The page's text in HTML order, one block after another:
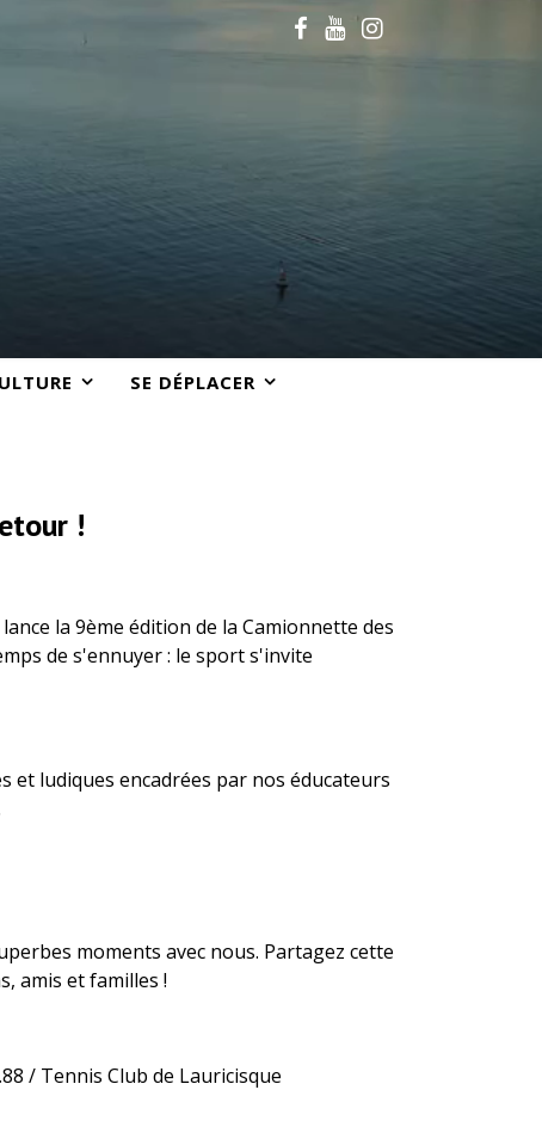
SE DÉPLACER
!
la 9ème édition de la Camionnette des
de s'ennuyer : le sport s'invite
ludiques encadrées par nos éducateurs
moments avec nous. Partagez cette
amis et familles !
/ Tennis Club de Lauricisque